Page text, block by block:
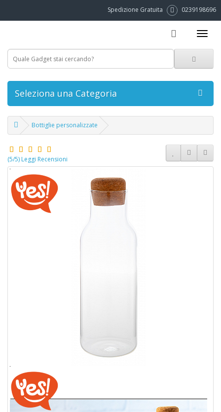
Spedizione Gratuita 0239198696
Seleziona una Categoria
Bottiglie personalizzate
(5/5) Leggi Recensioni